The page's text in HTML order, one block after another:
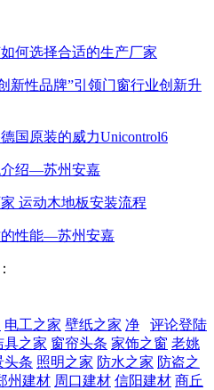
何选择合适的生产厂家
新性品牌”引领门窗行业创新升
国原装的威力Unicontrol6
介绍—苏州安嘉
运动木地板安装流程
性能—苏州安嘉
评论登陆
电工之家 壁纸之家 净
具之家 窗帘头条 家饰之窗 老姚
头条 照明之家 防水之家 防盗之
州建材 周口建材 信阳建材 商丘